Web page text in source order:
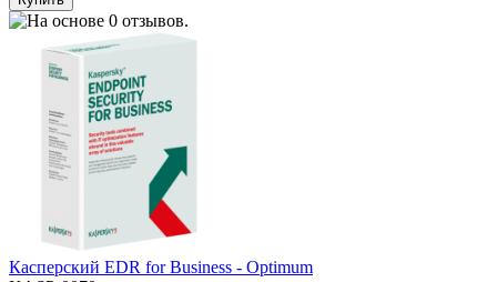
Касперский EDR for Business - Optimum